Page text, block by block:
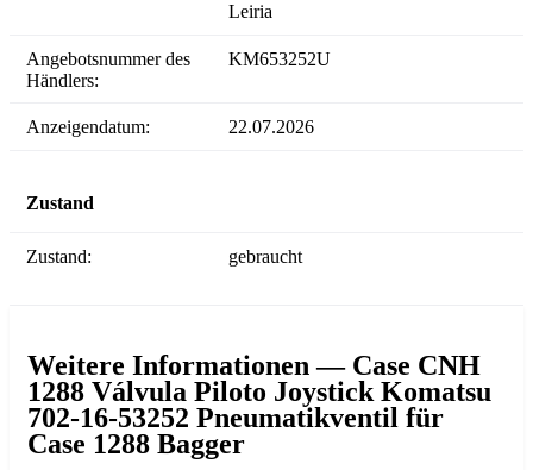
Leiria
Angebotsnummer des
Händlers:
KM653252U
Anzeigendatum: 22.07.2026
Zustand
Zustand: gebraucht
Weitere Informationen — Case CNH
1288 Válvula Piloto Joystick Komatsu
702-16-53252 Pneumatikventil für
Case 1288 Bagger